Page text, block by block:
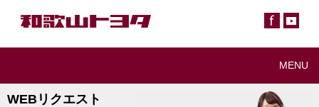
MENU
WEBリクエスト